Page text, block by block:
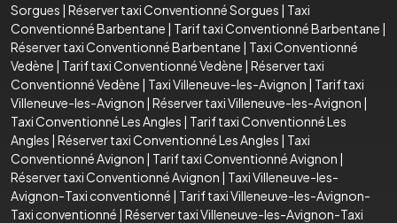
Sorgues | Réserver taxi Conventionné Sorgues | Taxi
Conventionné Barbentane | Tarif taxi Conventionné Barbentane |
Réserver taxi Conventionné Barbentane | Taxi Conventionné
Vedène | Tarif taxi Conventionné Vedène | Réserver taxi
Conventionné Vedène | Taxi Villeneuve-les-Avignon | Tarif taxi
Villeneuve-les-Avignon | Réserver taxi Villeneuve-les-Avignon |
Taxi Conventionné Les Angles | Tarif taxi Conventionné Les
Angles | Réserver taxi Conventionné Les Angles | Taxi
Conventionné Avignon | Tarif taxi Conventionné Avignon |
Réserver taxi Conventionné Avignon | Taxi Villeneuve-les-
Avignon-Taxi conventionné | Tarif taxi Villeneuve-les-Avignon-
Taxi conventionné | Réserver taxi Villeneuve-les-Avignon-Taxi